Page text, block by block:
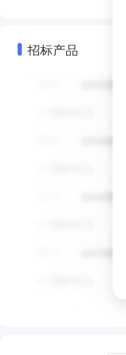
招标产品